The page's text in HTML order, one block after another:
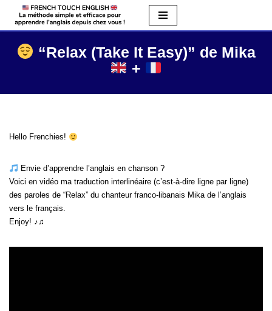
Aller
contenu
“Relax (Take It Easy)” de Mika
+
Hello Frenchies!
Envie d’apprendre l’anglais en chanson ?
Voici en vidéo ma traduction interlinéaire (c’est-à-dire ligne par ligne)
des paroles de “Relax” du chanteur franco-libanais Mika de l’anglais
vers le français.
Enjoy! ♪♫